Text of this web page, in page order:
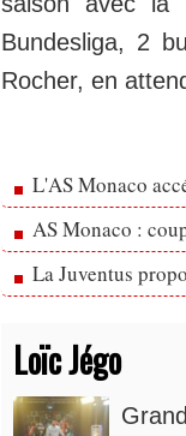
Bundesliga, 2
Rocher, en
L'AS Monaco
AS Monaco :
La Juventus
Loïc Jégo